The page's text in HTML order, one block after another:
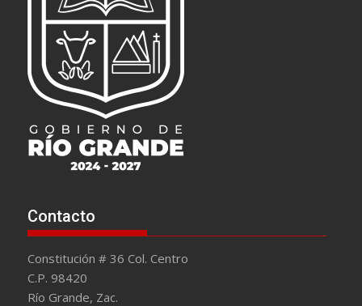
Contacto
Constitución # 36 Col. Centro
C.P. 98420
Río Grande, Zac.